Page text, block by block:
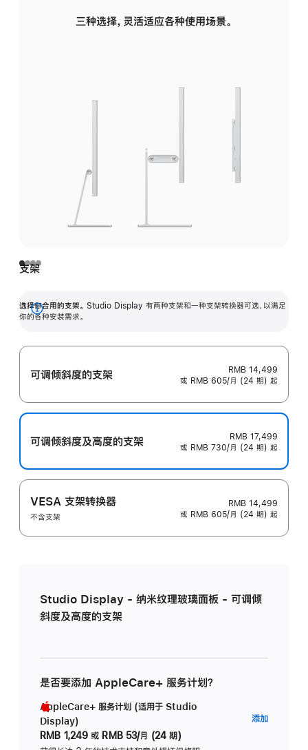
三种选择，灵活适应各种使用场景。
支架
选择你合用的支架。 Studio Display 有两种支架和一种支架转换器可选，以满足
你的各种安装需求。
展
可调倾斜度的支架
RMB 14,499
或 RMB 605/月 (24 期) 起
可调倾斜度及高‍度的支‍架
RMB 17,499
或 RMB 730/月 (24 期) 起
VESA 支架转换器
不含支架
RMB 14,499
或 RMB 605/月 (24 期) 起
Studio Display - 纳米纹理玻璃面板 - 可调倾
斜度及高度的支架
是否要添加 AppleCare+ 服务计划？
AppleCare+ 服务计划 (适用于 Studio
Display)
RMB 1,249 或 RMB 53/月 (24 期)
添加